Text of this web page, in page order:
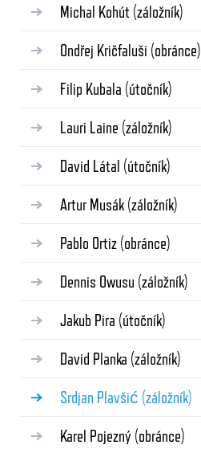
Michal Kohút (záložník)
Ondřej Kričfaluši (obránce)
Filip Kubala (útočník)
Lauri Laine (záložník)
David Látal (útočník)
Artur Musák (záložník)
Pablo Ortiz (obránce)
Dennis Owusu (záložník)
Jakub Pira (útočník)
David Planka (záložník)
Srdjan Plavšić (záložník)
Karel Pojezný (obránce)